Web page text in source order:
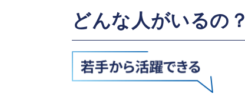
どんな人がいるの？